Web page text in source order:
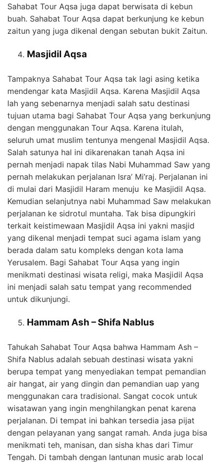
Sahabat Tour Aqsa juga dapat berwisata di kebun
buah. Sahabat Tour Aqsa dapat berkunjung ke kebun
zaitun yang juga dikenal dengan sebutan bukit Zaitun.
Masjidil Aqsa
Tampaknya Sahabat Tour Aqsa tak lagi asing ketika
mendengar kata Masjidil Aqsa. Karena Masjidil Aqsa
lah yang sebenarnya menjadi salah satu destinasi
tujuan utama bagi Sahabat Tour Aqsa yang berkunjung
dengan menggunakan Tour Aqsa. Karena itulah,
seluruh umat muslim tentunya mengenal Masjidil Aqsa.
Salah satunya hal ini dikarenakan tanah Aqsa ini
pernah menjadi napak tilas Nabi Muhammad Saw yang
pernah melakukan perjalanan Isra’ Mi’raj. Perjalanan ini
di mulai dari Masjidil Haram menuju ke Masjidil Aqsa.
Kemudian selanjutnya nabi Muhammad Saw melakukan
perjalanan ke sidrotul muntaha. Tak bisa dipungkiri
terkait keistimewaan Masjidil Aqsa ini yakni masjid
yang dikenal menjadi tempat suci agama islam yang
berada dalam satu kompleks dengan kota lama
Yerusalem. Bagi Sahabat Tour Aqsa yang ingin
menikmati destinasi wisata religi, maka Masjidil Aqsa
ini menjadi salah satu tempat yang recommended
untuk dikunjungi.
Hammam Ash – Shifa Nablus
Tahukah Sahabat Tour Aqsa bahwa Hammam Ash –
Shifa Nablus adalah sebuah destinasi wisata yakni
berupa tempat yang menyediakan tempat pemandian
air hangat, air yang dingin dan pemandian uap yang
menggunakan cara tradisional. Sangat cocok untuk
wisatawan yang ingin menghilangkan penat karena
perjalanan. Di tempat ini bahkan tersedia jasa pijat
dengan pelayanan yang sangat ramah. Anda juga bisa
menikmati teh, manisan, dan sisha khas dari Timur
Tengah. Di tambah dengan lantunan music arab local